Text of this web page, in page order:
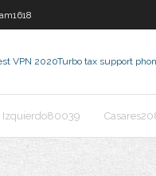
VPN 2020Turbo tax support
Izquierdo80039